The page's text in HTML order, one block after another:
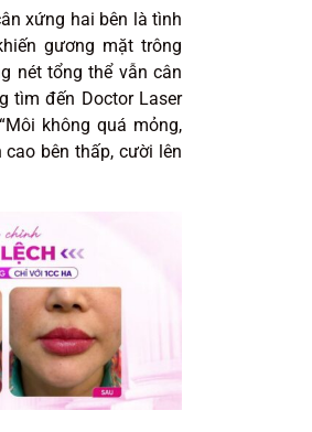
xứng hai bên là tình
gương mặt trông
nét tổng thể vẫn cân
tìm đến Doctor Laser
không quá mỏng,
bên thấp, cười lên